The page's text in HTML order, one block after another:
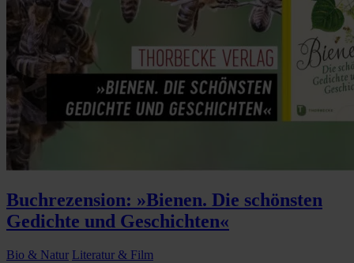
Buchrezension: »Bienen. Die schönsten
Gedichte und Geschichten«
Bio & Natur Literatur & Film